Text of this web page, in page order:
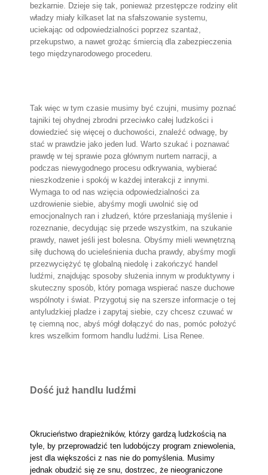
bezkarnie. Dzieje się tak, ponieważ przestępcze rodziny elit
władzy miały kilkaset lat na sfałszowanie systemu,
uciekając od odpowiedzialności poprzez szantaż,
przekupstwo, a nawet grożąc śmiercią dla zabezpieczenia
tego międzynarodowego procederu.
Tak więc w tym czasie musimy być czujni, musimy poznać
tajniki tej ohydnej zbrodni przeciwko całej ludzkości i
dowiedzieć się więcej o duchowości, znaleźć odwagę, by
stać w prawdzie jako jeden lud. Warto szukać i poznawać
prawdę w tej sprawie poza głównym nurtem narracji, a
podczas niewygodnego procesu odkrywania, wybierać
nieszkodzenie i spokój w każdej interakcji z innymi.
Wymaga to od nas wzięcia odpowiedzialności za
uzdrowienie siebie, abyśmy mogli uwolnić się od
emocjonalnych ran i złudzeń, które przesłaniają myślenie i
rozeznanie, decydując się przede wszystkim, na szukanie
prawdy, nawet jeśli jest bolesna. Obyśmy mieli wewnętrzną
siłę duchową do ucieleśnienia ducha prawdy, abyśmy mogli
przezwyciężyć tę globalną niedolę i zakończyć handel
ludźmi, znajdując sposoby służenia innym w produktywny i
skuteczny sposób, który pomaga wspierać nasze duchowe
wspólnoty i świat. Przygotuj się na szersze informacje o tej
antyludzkiej pladze i zapytaj siebie, czy chcesz czuwać w
tę ciemną noc, abyś mógł dołączyć do nas, pomóc położyć
kres wszelkim formom handlu ludźmi. Lisa Renee.
Dość już handlu ludźmi
Okrucieństwo drapieżników, którzy gardzą ludzkością na
tyle, by przeprowadzić ten ludobójczy program zniewolenia,
jest dla większości z nas nie do pomyślenia. Musimy
jednak obudzić się ze snu, dostrzec, że nieograniczone